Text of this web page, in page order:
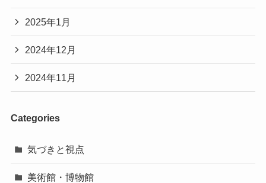
2025年1月
2024年12月
2024年11月
Categories
気づきと視点
美術館・博物館